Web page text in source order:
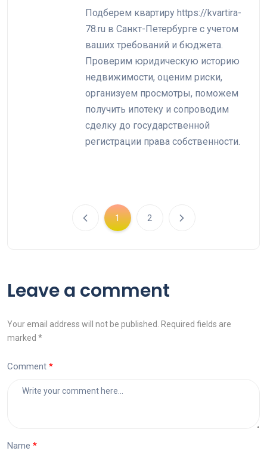
Подберем квартиру https://kvartira-
78.ru в Санкт-Петербурге с учетом
ваших требований и бюджета.
Проверим юридическую историю
недвижимости, оценим риски,
организуем просмотры, поможем
получить ипотеку и сопроводим
сделку до государственной
регистрации права собственности.
1 2
Leave a comment
Your email address will not be published. Required fields are
marked *
Comment
Name